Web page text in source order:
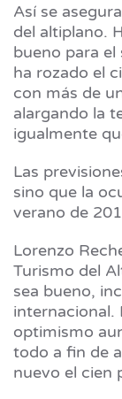
Así se
del altiplano.
bueno para
ha rozado el
con más de
alargando la
igualmente
Las
sino que la
verano de
Lorenzo
Turismo del
sea bueno,
internacional.
optimismo
todo a fin de
nuevo el cien